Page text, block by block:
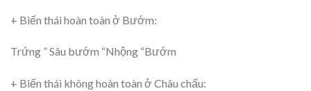
+ Biến thái hoàn toàn ở Bướm:
Trứng ” Sâu bướm “Nhộng “Bướm
+ Biến thái không hoàn toàn ở Châu chấu: